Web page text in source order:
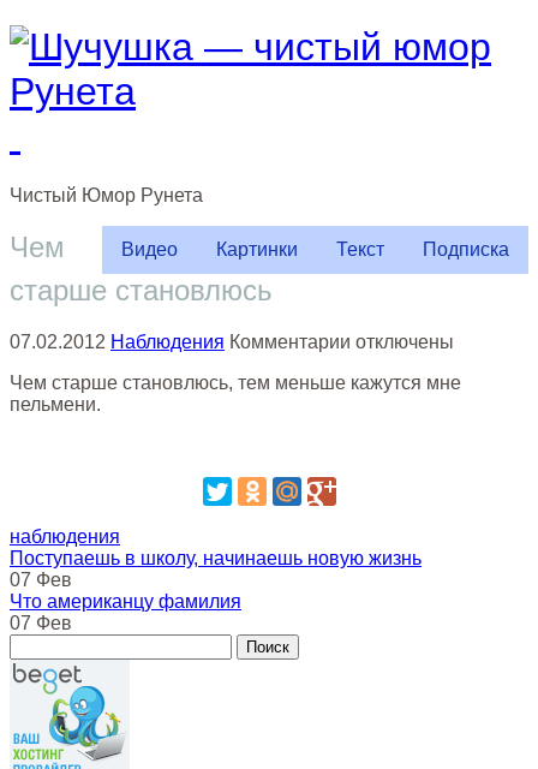
Чистый Юмор Рунета
Видео Картинки Текст Подписка
Чем
старше становлюсь
07.02.2012 Наблюдения Комментарии к
Чем
отключены
Чем старше становлюсь, тем меньше кажутся мне
пельмени.
наблюдения
Поступаешь в школу, начинаешь новую жизнь
07 Фев
Что американцу фамилия
07 Фев